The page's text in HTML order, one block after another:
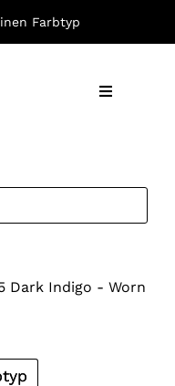
Farbtyp
Toggle
Dark Indigo - Worn